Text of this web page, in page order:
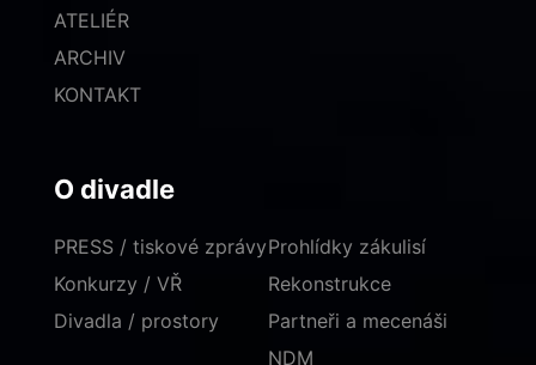
ATELIÉR
ARCHIV
KONTAKT
O divadle
PRESS / tiskové zprávy
Konkurzy / VŘ
Divadla / prostory
Prohlídky zákulisí
Rekonstrukce
Partneři a mecenáši
NDM